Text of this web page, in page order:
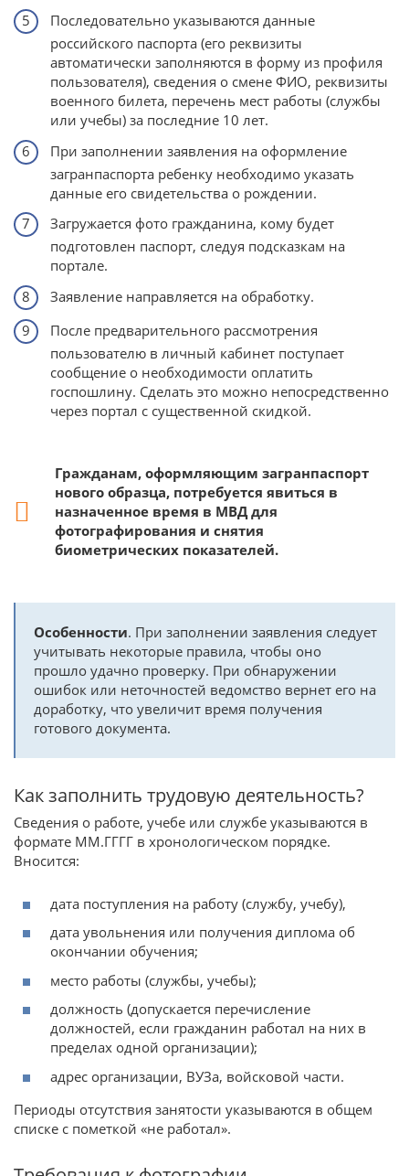
Последовательно указываются данные
российского паспорта (его реквизиты
автоматически заполняются в форму из профиля
пользователя), сведения о смене ФИО, реквизиты
военного билета, перечень мест работы (службы
или учебы) за последние 10 лет.
При заполнении заявления на оформление
загранпаспорта ребенку необходимо указать
данные его свидетельства о рождении.
Загружается фото гражданина, кому будет
подготовлен паспорт, следуя подсказкам на
портале.
Заявление направляется на обработку.
После предварительного рассмотрения
пользователю в личный кабинет поступает
сообщение о необходимости оплатить
госпошлину. Сделать это можно непосредственно
через портал с существенной скидкой.
Гражданам, оформляющим загранпаспорт
нового образца, потребуется явиться в
назначенное время в МВД для
фотографирования и снятия
биометрических показателей.
Особенности. При заполнении заявления следует
учитывать некоторые правила, чтобы оно
прошло удачно проверку. При обнаружении
ошибок или неточностей ведомство вернет его на
доработку, что увеличит время получения
готового документа.
Как заполнить трудовую деятельность?
Сведения о работе, учебе или службе указываются в
формате ММ.ГГГГ в хронологическом порядке.
Вносится:
дата поступления на работу (службу, учебу),
дата увольнения или получения диплома об
окончании обучения;
место работы (службы, учебы);
должность (допускается перечисление
должностей, если гражданин работал на них в
пределах одной организации);
адрес организации, ВУЗа, войсковой части.
Периоды отсутствия занятости указываются в общем
списке с пометкой «не работал».